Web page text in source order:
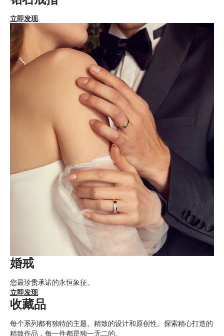
立即发现
婚戒
您最珍贵承诺的永恒象征。
立即发现
收藏品
每个系列都有独特的主题、精致的设计和原创性。探索精心打造的
精致作品，每一件都是独一无二的。